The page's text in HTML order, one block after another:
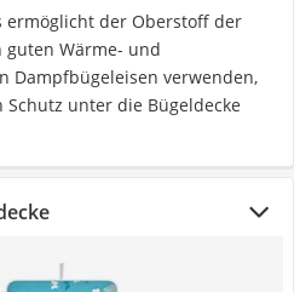
ermöglicht der Oberstoff der
guten Wärme- und
Dampfbügeleisen verwenden,
unter die Bügeldecke